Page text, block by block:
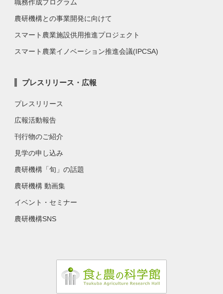
職務作成プログラム
農研機構との事業開発に向けて
スマート農業施設供用推進プロジェクト
スマート農業イノベーション推進会議(IPCSA)
プレスリリース・広報
プレスリリース
広報活動報告
刊行物のご紹介
見学の申し込み
農研機構「旬」の話題
農研機構 動画集
イベント・セミナー
農研機構SNS